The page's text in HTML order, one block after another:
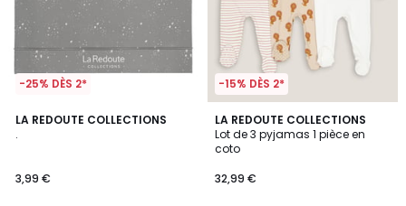
-25% DÈS 2*
LA REDOUTE COLLECTIONS
.
3,99 €
4,4
-15% DÈS 2*
LA REDOUTE COLLECTIONS
Lot de 3 pyjamas 1 pièce en
coto
32,99 €
4,7
/ 5